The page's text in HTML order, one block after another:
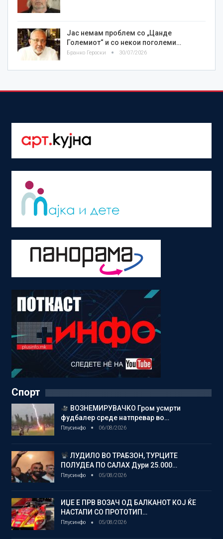
Јас немам проблем со „Цанде
Големиот“ и со некои поголеми…
Бранко Героски 30/07/2026
Спорт
ВОЗНЕМИРУВАЧКО Гром усмрти
фудбалер среде натпревар во…
Плусинфо 06/08/2026
ЛУДИЛО ВО ТРАБЗОН, ТУРЦИТЕ
ПОЛУДЕА ПО САЛАХ Дури 25.000…
Плусинфо 05/08/2026
ИЏЕ Е ПРВ ВОЗАЧ ОД БАЛКАНОТ КОЈ ЌЕ
НАСТАПИ СО ПРОТОТИП…
Плусинфо 05/08/2026